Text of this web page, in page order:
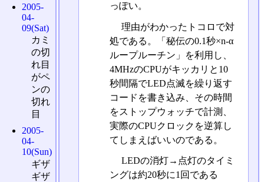
っぽい。
理由がわかったトコロで対
処である。「秘伝の0.1秒×n-α
ループルーチン」を利用し、
4MHzのCPUがキッカリと10
秒間隔でLED点滅を繰り返す
コードを書き込み、その時間
をストップウォッチで計測、
実際のCPUクロックを逆算し
てしまえばいいのである。
LEDの消灯→点灯のタイミ
ングは約20秒に1回である
2005-
04-
09(Sat)
カミ
の切
れ目
がペ
ンの
切れ
目
2005-
04-
10(Sun)
ギザ
ギザ